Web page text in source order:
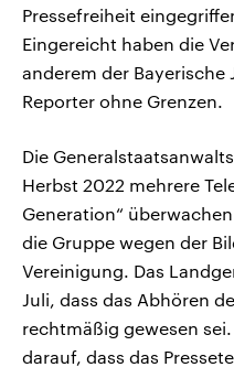
Pressefreiheit
Eingereicht haben die
anderem der Bayerische
Reporter ohne Grenzen.
Die
Herbst 2022 mehrere
Generation“
die Gruppe wegen der
Vereinigung. Das
Juli, dass das Abhören
rechtmäßig gewesen
darauf, dass das